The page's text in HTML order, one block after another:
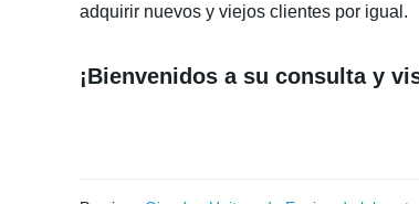
adquirir nuevos y viejos clientes por igual.
¡Bienvenidos a su consulta y